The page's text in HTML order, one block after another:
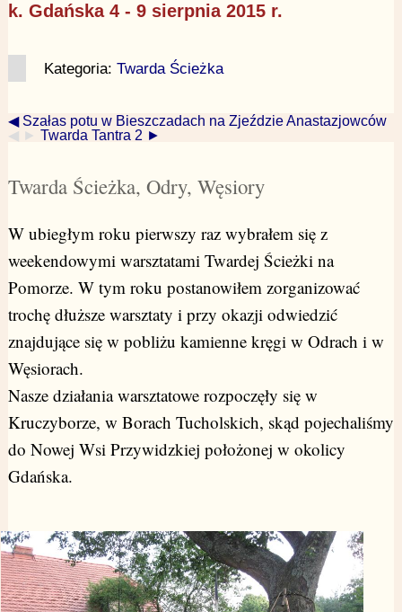
k. Gdańska 4 - 9 sierpnia 2015 r.
Kategoria: Twarda Ścieżka
◀ Szałas potu w Bieszczadach na Zjeździe Anastazjowców
◀ ► Twarda Tantra 2 ►
Twarda Ścieżka, Odry, Węsiory
W ubiegłym roku pierwszy raz wybrałem się z
weekendowymi warsztatami Twardej Ścieżki na
Pomorze. W tym roku postanowiłem zorganizować
trochę dłuższe warsztaty i przy okazji odwiedzić
znajdujące się w pobliżu kamienne kręgi w Odrach i w
Węsiorach.
Nasze działania warsztatowe rozpoczęły się w
Kruczyborze, w Borach Tucholskich, skąd pojechaliśmy
do Nowej Wsi Przywidzkiej położonej w okolicy
Gdańska.